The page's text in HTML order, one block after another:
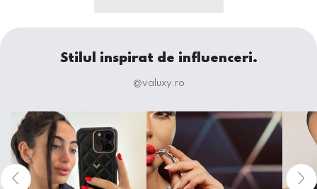
Stilul inspirat de influenceri.
@valuxy.ro